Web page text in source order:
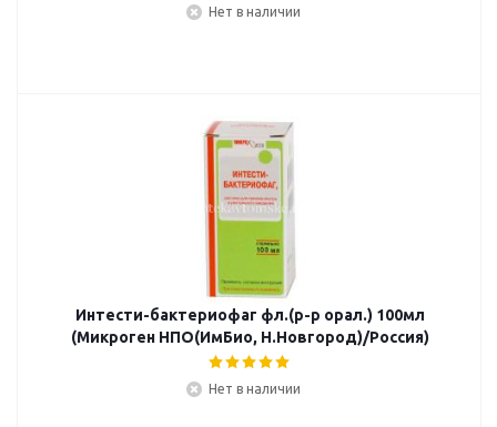
Нет в наличии
Интести-бактериофаг фл.(р-р орал.) 100мл
(Микроген НПО(ИмБио, Н.Новгород)/Россия)
Нет в наличии